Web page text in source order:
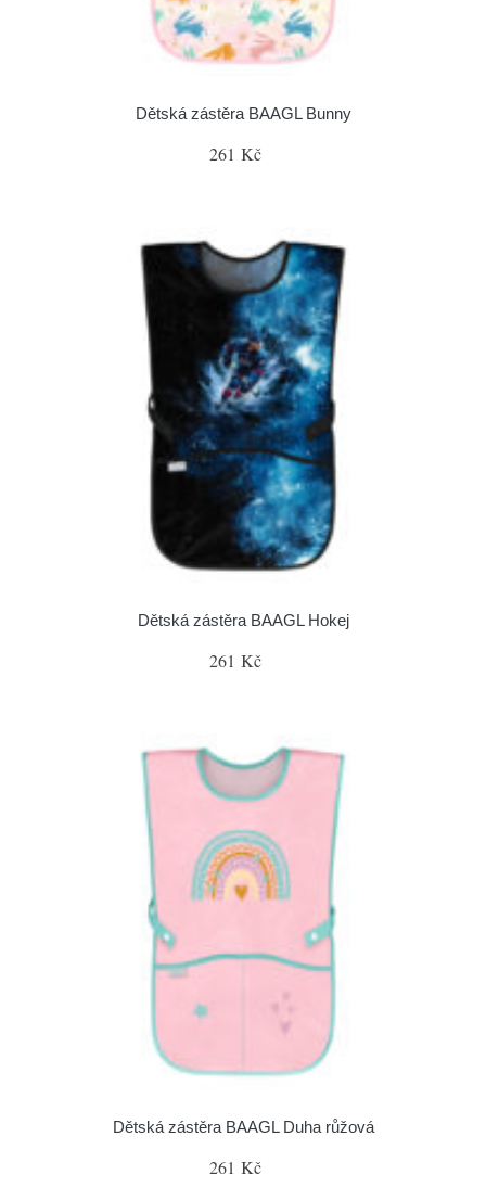
Dětská zástěra BAAGL Bunny
261 Kč
Dětská zástěra BAAGL Hokej
261 Kč
Dětská zástěra BAAGL Duha růžová
261 Kč